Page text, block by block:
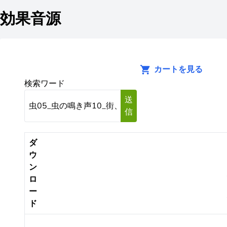
効果音源
カートを見る
検索ワード
送
信
ダ
ウ
ン
ロ
ー
ド